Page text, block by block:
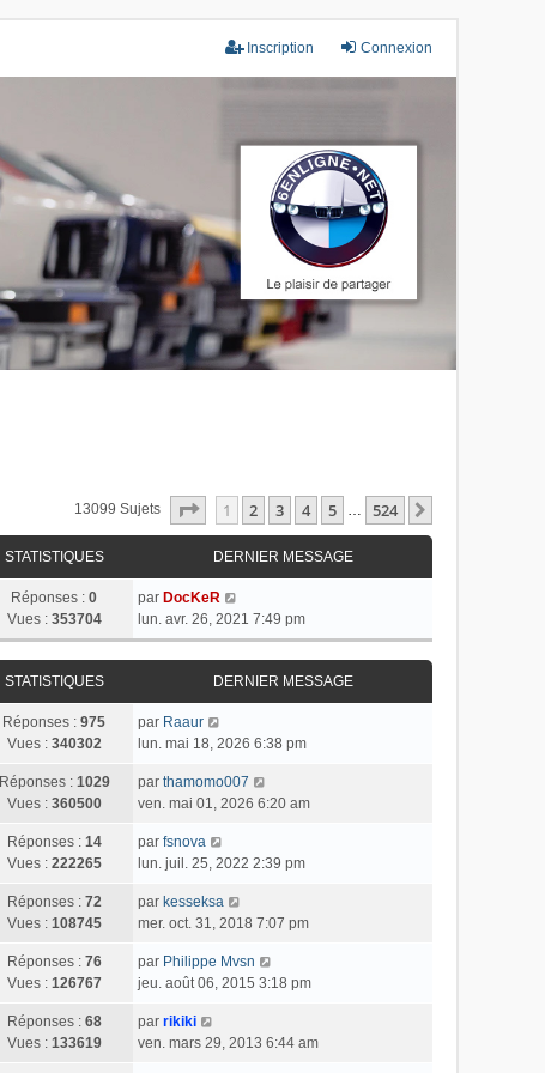
Connexion
Inscription
13099 Sujets Page Sur524
1 2 3 4 5 … 524
STATISTIQUES DERNIER MESSAGE
Réponses : 0
Vues : 353704
par DocKeR
lun. avr. 26, 2021 7:49 pm
STATISTIQUES DERNIER MESSAGE
Réponses : 975
Vues : 340302
par Raaur
lun. mai 18, 2026 6:38 pm
Réponses : 1029
Vues : 360500
par thamomo007
ven. mai 01, 2026 6:20 am
Réponses : 14
Vues : 222265
par fsnova
lun. juil. 25, 2022 2:39 pm
Réponses : 72
Vues : 108745
par kesseksa
mer. oct. 31, 2018 7:07 pm
Réponses : 76
Vues : 126767
par Philippe Mvsn
jeu. août 06, 2015 3:18 pm
Réponses : 68
Vues : 133619
par rikiki
ven. mars 29, 2013 6:44 am